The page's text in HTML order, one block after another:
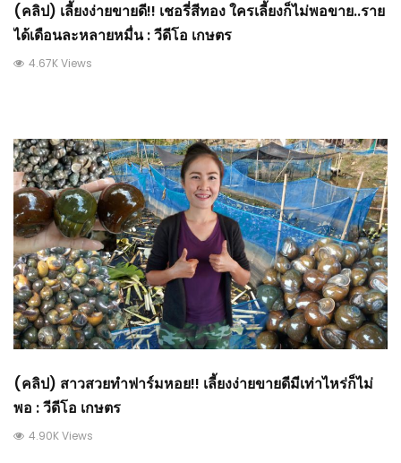
(คลิป) เลี้ยงง่ายขายดี!! เชอรี่สีทอง ใครเลี้ยงก็ไม่พอขาย..ราย
ได้เดือนละหลายหมื่น : วีดีโอ เกษตร
4.67K Views
(คลิป) สาวสวยทำฟาร์มหอย!! เลี้ยงง่ายขายดีมีเท่าไหร่ก็ไม่
พอ : วีดีโอ เกษตร
4.90K Views